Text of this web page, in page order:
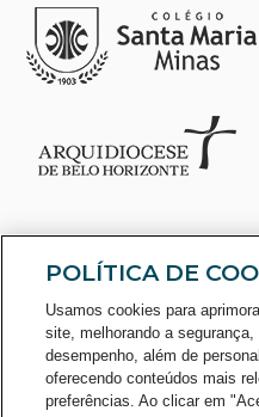
CONSULTE O CADASTRO
POLÍTICA DE
Usamos cookies para
site, melhorando a
desempenho, além de
oferecendo conteúdos mais
preferências. Ao clicar em